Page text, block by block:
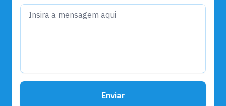
Enviar